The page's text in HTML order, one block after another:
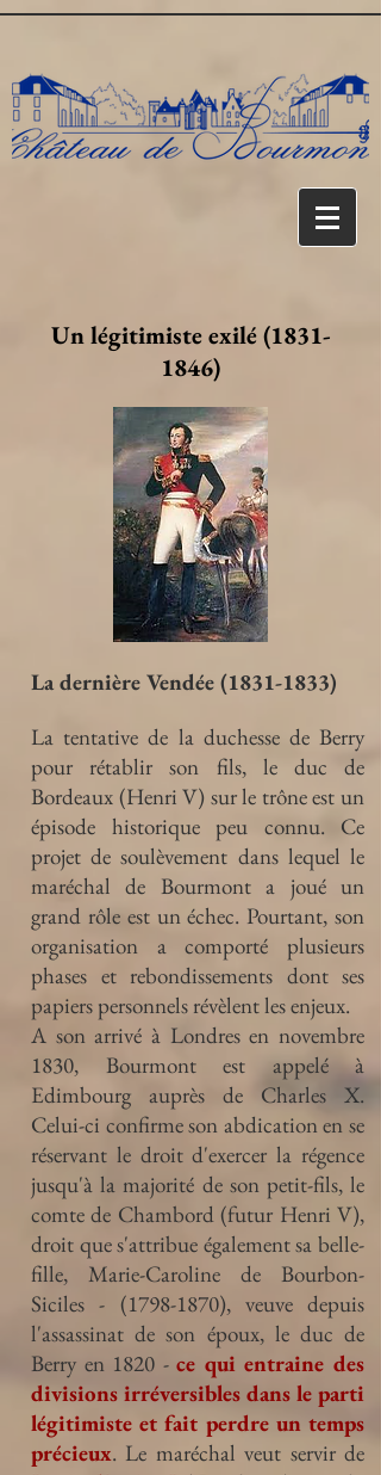
Un légitimiste exilé(1831-
1846)
La dernière Vendée (1831-1833)
La tentative de la duchesse de Berry
pour rétablir son fils, le duc de
Bordeaux (Henri V) sur le trône est un
épisode historique peu connu. Ce
projet de soulèvement dans lequel le
maréchal de Bourmont a joué un
grand rôle est un échec. Pourtant, son
organisation a comporté plusieurs
phases et rebondissements dont ses
papiers personnels révèlent les enjeux.
A son arrivé à Londres en novembre
1830, Bourmont est appelé à
Edimbourg auprès de Charles X.
Celui-ci confirme son abdication en se
réservant le droit d'exercer la régence
jusqu'à la majorité de son petit-fils, le
comte de Chambord (futur Henri V),
droit que s'attribue également sa belle-
fille, Marie-Caroline de Bourbon-
Siciles - (1798-1870), veuve depuis
l'assassinat de son époux, le duc de
Berry en 1820 -ce qui entraine des
divisions irréversibles dans le parti
légitimiste et fait perdre un temps
précieux. Le maréchal veut servir de